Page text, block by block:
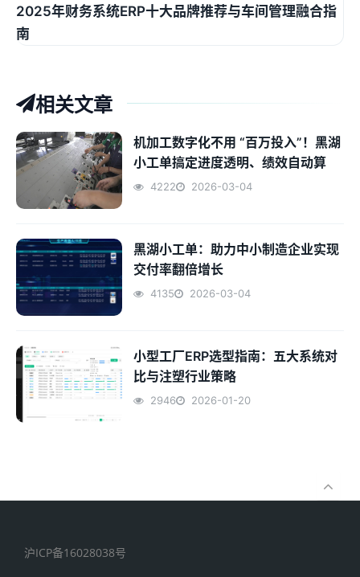
2025年财务系统ERP十大品牌推荐与车间管理融合指
南
相关文章
机加工数字化不用 “百万投入”！黑湖
小工单搞定进度透明、绩效自动算
4222 2026-03-04
黑湖小工单：助力中小制造企业实现
交付率翻倍增长
4135 2026-03-04
小型工厂ERP选型指南：五大系统对
比与注塑行业策略
2946 2026-01-20
沪ICP备16028038号